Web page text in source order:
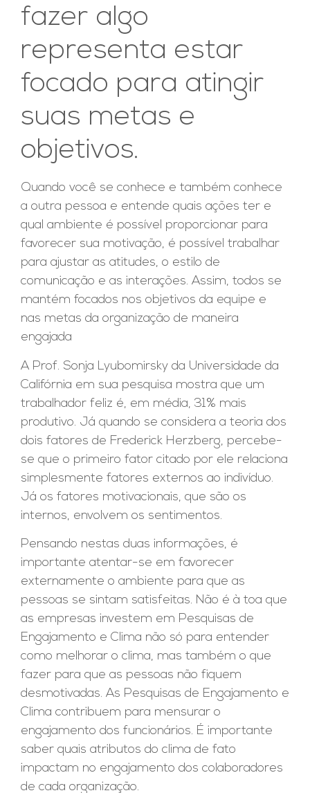
fazer algo
representa estar
focado para atingir
suas metas e
objetivos.
Quando você se conhece e também conhece
a outra pessoa e entende quais ações ter e
qual ambiente é possível proporcionar para
favorecer sua motivação, é possível trabalhar
para ajustar as atitudes, o estilo de
comunicação e as interações. Assim, todos se
mantém focados nos objetivos da equipe e
nas metas da organização de maneira
engajada
A Prof. Sonja Lyubomirsky da Universidade da
Califórnia em sua pesquisa mostra que um
trabalhador feliz é, em média, 31% mais
produtivo. Já quando se considera a teoria dos
dois fatores de Frederick Herzberg, percebe-
se que o primeiro fator citado por ele relaciona
simplesmente fatores externos ao indivíduo.
Já os fatores motivacionais, que são os
internos, envolvem os sentimentos.
Pensando nestas duas informações, é
importante atentar-se em favorecer
externamente o ambiente para que as
pessoas se sintam satisfeitas. Não é à toa que
as empresas investem em Pesquisas de
Engajamento e Clima não só para entender
como melhorar o clima, mas também o que
fazer para que as pessoas não fiquem
desmotivadas. As Pesquisas de Engajamento e
Clima contribuem para mensurar o
engajamento dos funcionários. É importante
saber quais atributos do clima de fato
impactam no engajamento dos colaboradores
de cada organização.